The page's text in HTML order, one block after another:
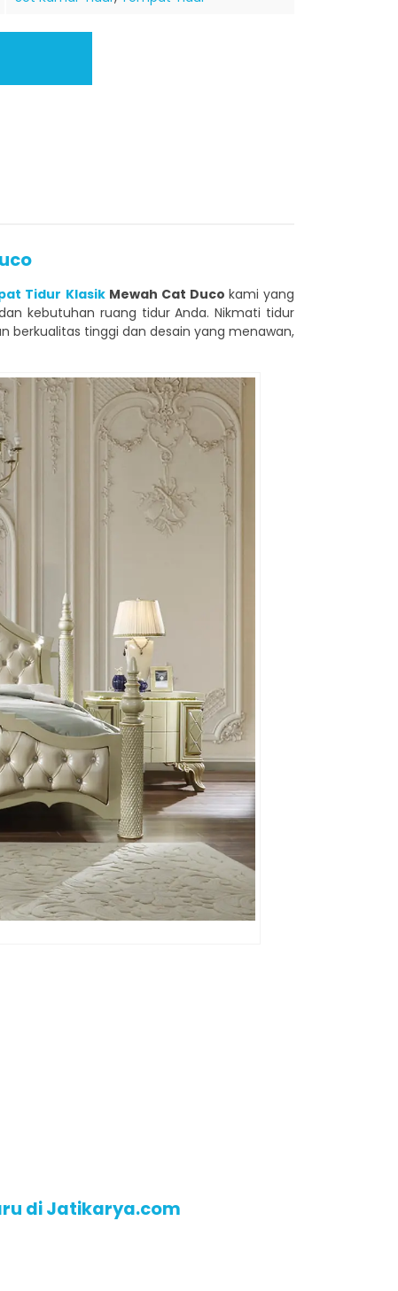
Tidur KlasikMewah Cat Duco kami yang
kebutuhan ruang tidur Anda. Nikmati tidur
berkualitas tinggi dan desain yang menawan,
di Jatikarya.com